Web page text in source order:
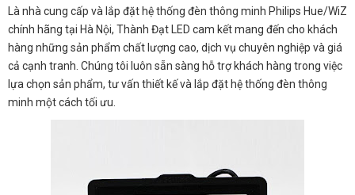
Là nhà cung cấp và lắp đặt hệ thống đèn thông minh Philips Hue/WiZ
chính hãng tại Hà Nội, Thành Đạt LED cam kết mang đến cho khách
hàng những sản phẩm chất lượng cao, dịch vụ chuyên nghiệp và giá
cả cạnh tranh. Chúng tôi luôn sẵn sàng hỗ trợ khách hàng trong việc
lựa chọn sản phẩm, tư vấn thiết kế và lắp đặt hệ thống đèn thông
minh một cách tối ưu.